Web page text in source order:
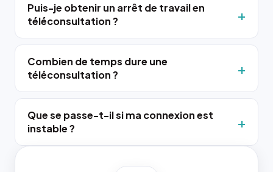
Puis-je obtenir un arrêt de travail en
téléconsultation ?
Combien de temps dure une
téléconsultation ?
Que se passe-t-il si ma connexion est
instable ?